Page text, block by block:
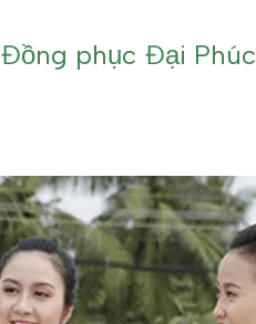
Đồng phục Đại Phúc